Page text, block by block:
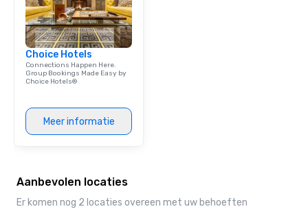
Choice Hotels
Connections Happen Here.
Group Bookings Made Easy by
Choice Hotels®
Meer informatie
Aanbevolen locaties
Er komen nog 2 locaties overeen met uw behoeften